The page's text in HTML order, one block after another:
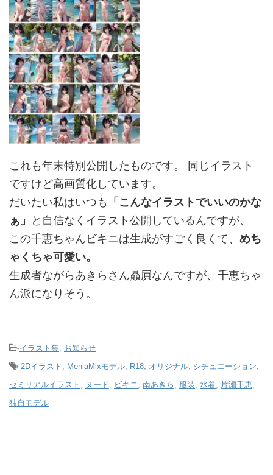
これも年末特別公開したものです。 同じイラスト
ですけど高画質化しています。
だいたい私はいつも
「こんなイラストでいいのかな
ぁ」
と自信なくイラスト公開しているんですが、
この千恵ちゃんビキニは生成がすごく良くて、 めち
ゃくちゃ可愛い。
生成者ながらあきらさん贔屓なんですが、千恵ちゃ
ん派になりそう。
-イラスト集, お知らせ
-2Dイラスト , MeniaMixモデル, R18, オリジナル, シチュエーション,
セミリアルイラスト , ヌード, ビキニ, 南あきら , 服装, 水着, 片瀬千恵,
独自モデル